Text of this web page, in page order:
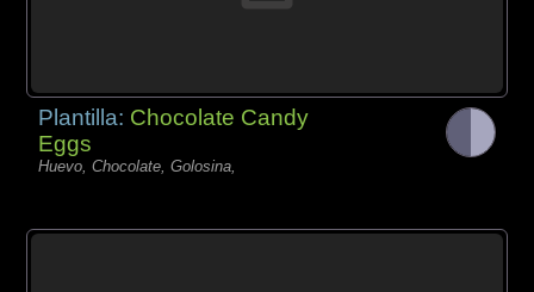
Plantilla: Chocolate Candy
Eggs
Huevo, Chocolate, Golosina,